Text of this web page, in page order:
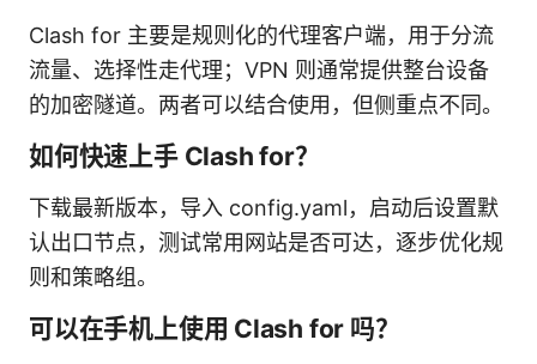
Clash for 主要是规则化的代理客户端，用于分流
流量、选择性走代理；VPN 则通常提供整台设备
的加密隧道。两者可以结合使用，但侧重点不同。
如何快速上手 Clash for？
下载最新版本，导入 config.yaml，启动后设置默
认出口节点，测试常用网站是否可达，逐步优化规
则和策略组。
可以在手机上使用 Clash for 吗？